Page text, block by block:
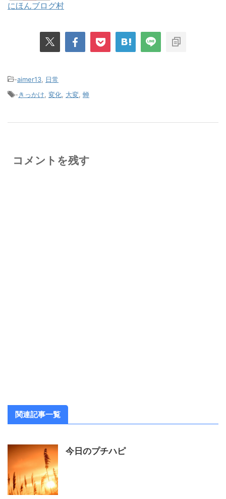
にほんブログ村
-aimer13, 日常
-きっかけ, 変化, 大変, 蝉
コメントを残す
関連記事一覧
今日のプチハピ